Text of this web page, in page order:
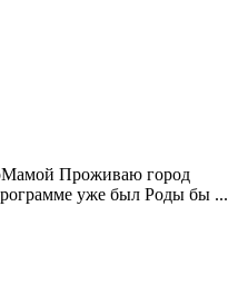
Проживаю город
уже был Роды бы ...